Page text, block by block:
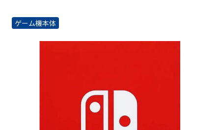
ゲーム機本体